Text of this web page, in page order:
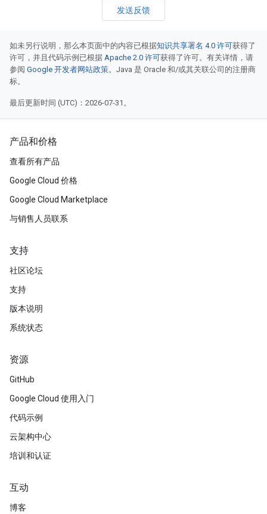
发送反馈
如未另行说明，那么本页面中的内容已根据知识共享署名 4.0 许可获得了
许可，并且代码示例已根据 Apache 2.0 许可获得了许可。有关详情，请
参阅 Google 开发者网站政策。Java 是 Oracle 和/或其关联公司的注册商
标。
最后更新时间 (UTC)：2026-07-31。
产品和价格
查看所有产品
Google Cloud 价格
Google Cloud Marketplace
与销售人员联系
支持
社区论坛
支持
版本说明
系统状态
资源
GitHub
Google Cloud 使用入门
代码示例
云架构中心
培训和认证
互动
博客